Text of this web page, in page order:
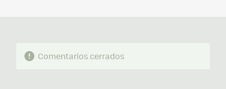
Comentarios cerrados